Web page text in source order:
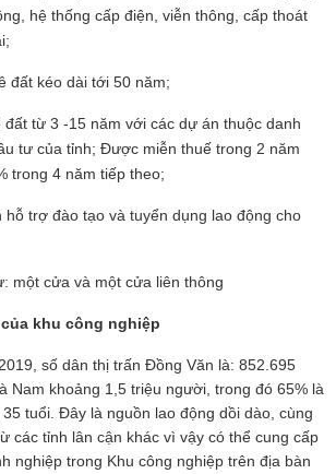
hệ thống cấp điện, viễn thông, cấp thoát
đất kéo dài tới 50 năm;
đất từ 3 -15 năm với các dự án thuộc danh
tư của tỉnh; Được miễn thuế trong 2 năm
trong 4 năm tiếp theo;
hỗ trợ đào tạo và tuyển dụng lao động cho
một cửa và một cửa liên thông
khu công nghiệp
số dân thị trấn Đồng Văn là: 852.695
Nam khoảng 1,5 triệu người, trong đó 65% là
tuổi. Đây là nguồn lao động dồi dào, cùng
các tỉnh lân cận khác vì vậy có thể cung cấp
nghiệp trong Khu công nghiệp trên địa bàn